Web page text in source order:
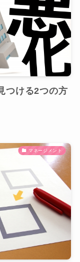
つける2つの方
マネージメント